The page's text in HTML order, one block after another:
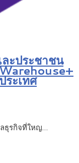
ะประชาชน
ะเทศ
ลธุรกิจที่ใหญ…